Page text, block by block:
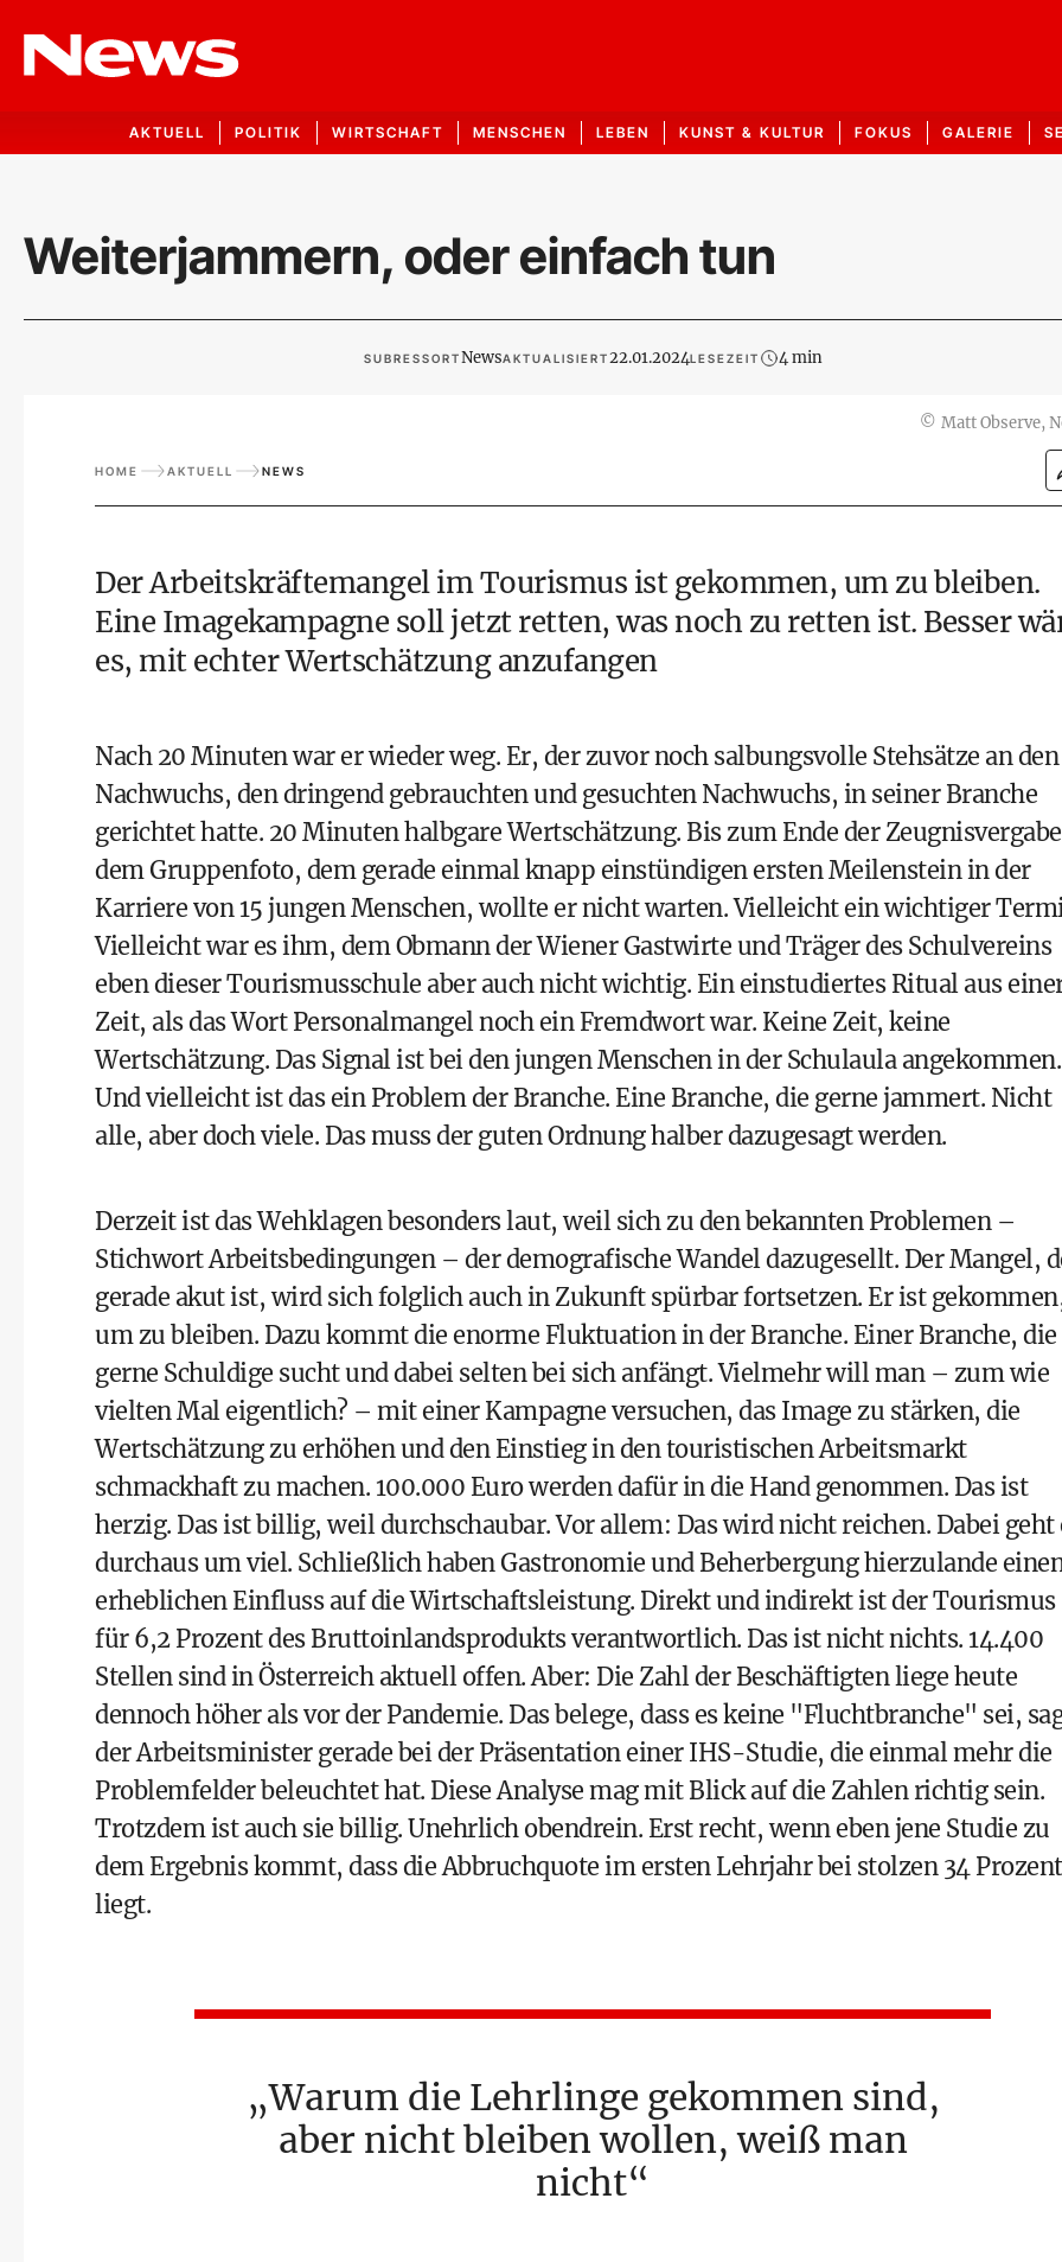
AKTUELL POLITIK WIRTSCHAFT MENSCHEN LEBEN KUNST & KULTUR FOKUS GALERIE
Weiterjammern, oder einfach tun
SUBRESSORTNewsAKTUALISIERT22.01.2024LESEZEIT 4 min
© Matt Observe,
HOME AKTUELL NEWS
Der Arbeitskräftemangel im Tourismus ist gekommen, um zu bleiben.
Eine Imagekampagne soll jetzt retten, was noch zu retten ist. Besser
es, mit echter Wertschätzung anzufangen
Nach 20 Minuten war er wieder weg. Er, der zuvor noch salbungsvolle Stehsätze an den
Nachwuchs, den dringend gebrauchten und gesuchten Nachwuchs, in seiner Branche
gerichtet hatte. 20 Minuten halbgare Wertschätzung. Bis zum Ende der
dem Gruppenfoto, dem gerade einmal knapp einstündigen ersten Meilenstein in der
Karriere von 15 jungen Menschen, wollte er nicht warten. Vielleicht ein wichtiger
Vielleicht war es ihm, dem Obmann der Wiener Gastwirte und Träger des Schulvereins
eben dieser Tourismusschule aber auch nicht wichtig. Ein einstudiertes Ritual aus
Zeit, als das Wort Personalmangel noch ein Fremdwort war. Keine Zeit, keine
Wertschätzung. Das Signal ist bei den jungen Menschen in der Schulaula angekommen.
Und vielleicht ist das ein Problem der Branche. Eine Branche, die gerne jammert. Nicht
alle, aber doch viele. Das muss der guten Ordnung halber dazugesagt werden.
Derzeit ist das Wehklagen besonders laut, weil sich zu den bekannten Problemen –
Stichwort Arbeitsbedingungen – der demografische Wandel dazugesellt. Der Mangel,
gerade akut ist, wird sich folglich auch in Zukunft spürbar fortsetzen. Er ist
um zu bleiben. Dazu kommt die enorme Fluktuation in der Branche. Einer Branche, die
gerne Schuldige sucht und dabei selten bei sich anfängt. Vielmehr will man – zum wie
vielten Mal eigentlich? – mit einer Kampagne versuchen, das Image zu stärken, die
Wertschätzung zu erhöhen und den Einstieg in den touristischen Arbeitsmarkt
schmackhaft zu machen. 100.000 Euro werden dafür in die Hand genommen. Das ist
herzig. Das ist billig, weil durchschaubar. Vor allem: Das wird nicht reichen. Dabei geht
durchaus um viel. Schließlich haben Gastronomie und Beherbergung hierzulande
erheblichen Einfluss auf die Wirtschaftsleistung. Direkt und indirekt ist der Tourismus
für 6,2 Prozent des Bruttoinlandsprodukts verantwortlich. Das ist nicht nichts. 14.400
Stellen sind in Österreich aktuell offen. Aber: Die Zahl der Beschäftigten liege heute
dennoch höher als vor der Pandemie. Das belege, dass es keine "Fluchtbranche" sei,
der Arbeitsminister gerade bei der Präsentation einer IHS-Studie, die einmal mehr die
Problemfelder beleuchtet hat. Diese Analyse mag mit Blick auf die Zahlen richtig sein.
Trotzdem ist auch sie billig. Unehrlich obendrein. Erst recht, wenn eben jene Studie zu
dem Ergebnis kommt, dass die Abbruchquote im ersten Lehrjahr bei stolzen 34 Prozent
liegt.
Warum die Lehrlinge gekommen sind,
aber nicht bleiben wollen, weiß man
nicht